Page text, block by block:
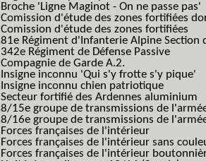
Broche 'Ligne Maginot - On ne passe pas'
Comission d'étude des zones fortifiées
Comission d'étude des zones fortifiées
81e Régiment d'Infanterie Alpine Section
342e Régiment de Défense Passive
Compagnie de Garde A.2.
Insigne inconnu 'Qui s'y frotte s'y pique'
Insigne inconnu chien patriotique
Secteur fortifié des Ardennes aluminium
8/15e groupe de transmissions de
8/16e groupe de transmissions de
Forces françaises de l'intérieur
Forces françaises de l'intérieur sans
Forces françaises de l'intérieur